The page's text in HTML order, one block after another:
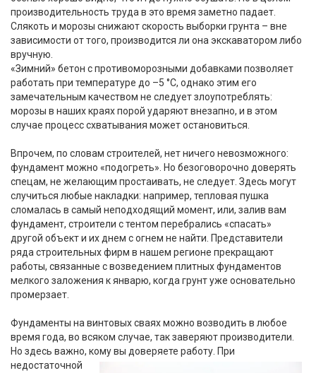
производительность труда в это время заметно падает.
Слякоть и морозы снижают скорость выборки грунта – вне
зависимости от того, производится ли она экскаватором либо
вручную.
«Зимний» бетон с противоморозными добавками позволяет
работать при температуре до –5 °С, однако этим его
замечательным качеством не следует злоупотреблять:
морозы в наших краях порой ударяют внезапно, и в этом
случае процесс схватывания может остановиться.
Впрочем, по словам строителей, нет ничего невозможного:
фундамент можно «подогреть». Но безоговорочно доверять
спецам, не желающим простаивать, не следует. Здесь могут
случиться любые накладки: например, тепловая пушка
сломалась в самый неподходящий момент, или, залив вам
фундамент, строители с тентом перебрались «спасать»
другой объект и их днем с огнем не найти. Представители
ряда строительных фирм в нашем регионе прекращают
работы, связанные с возведением плитных фундаментов
мелкого заложения к январю, когда грунт уже основательно
промерзает.
Фундаменты на винтовых сваях можно возводить в любое
время года, во всяком случае, так заверяют производители.
Но здесь важно, комувы доверяете работу. При
недостаточной